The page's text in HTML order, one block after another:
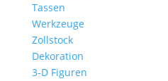
Tassen
Werkzeuge
Zollstock
Dekoration
3-D Figuren